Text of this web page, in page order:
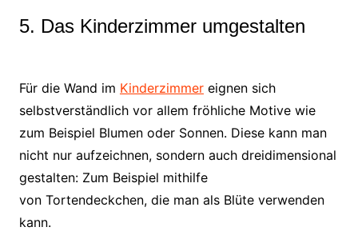
5. Das Kinderzimmer umgestalten
Für die Wand im Kinderzimmereignen sich
selbstverständlich vor allem fröhliche Motive wie
zum Beispiel Blumen oder Sonnen. Diese kann man
nicht nur aufzeichnen, sondern auch dreidimensional
gestalten: Zum Beispiel mithilfe
von Tortendeckchen, die man als Blüte verwenden
kann.